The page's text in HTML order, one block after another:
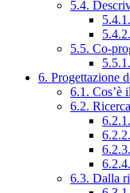
5.4.
5.5. Co-
6. Progettazione
6.1. Cos’è
6.2.
6.3. Dalla